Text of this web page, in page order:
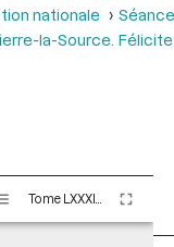
nationale
la-Source.